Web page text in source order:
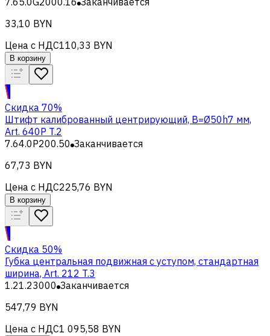
33,10 BYN
Цена с НДС110,33 BYN
В корзину
Скидка 70%
Штифт калиброванный центрирующий, B=Ø50h7 мм,
Art. 640P T.2
7.64.0P200.50 Заканчивается
67,73 BYN
Цена с НДС225,76 BYN
В корзину
Скидка 50%
Губка центральная подвижная с уступом, стандартная
ширина, Art. 212 T.3
1.21.23000 Заканчивается
547,79 BYN
Цена с НДС1 095,58 BYN